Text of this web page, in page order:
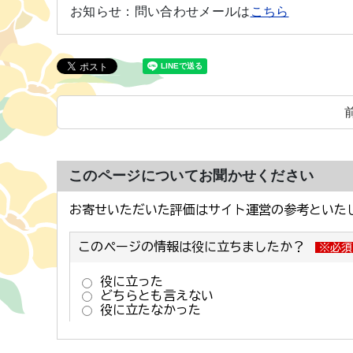
お知らせ： 問い合わせメールは こちら
このページについてお聞かせください